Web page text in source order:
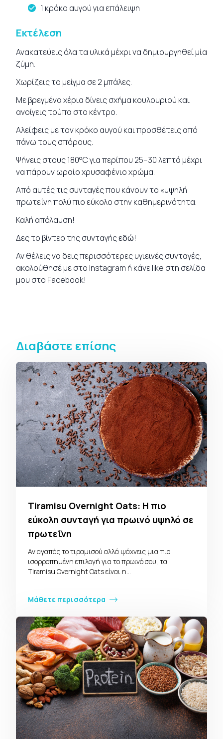
1 κρόκο αυγού για επάλειψη
Εκτέλεση
Ανακατεύεις όλα τα υλικά μέχρι να δημιουργηθεί μία
ζύμη.
Χωρίζεις το μείγμα σε 2 μπάλες.
Με βρεγμένα χέρια δίνεις σχήμα κουλουριού και
ανοίγεις τρύπα στο κέντρο.
Αλείφεις με τον κρόκο αυγού και προσθέτεις από
πάνω τους σπόρους.
Ψήνεις στους 180°C για περίπου 25–30 λεπτά μέχρι
να πάρουν ωραίο χρυσαφένιο χρώμα.
Από αυτές τις συνταγές που κάνουν το «υψηλή
πρωτεΐνη πολύ πιο εύκολο στην καθημερινότητα.
Καλή απόλαυση!
Δες το βίντεο της συνταγήςεδώ!
Αν θέλεις να δεις περισσότερες υγιεινέςσυνταγές,
ακολούθησέ με στο Instagram ή κάνε like στη σελίδα
μου στο Facebook!
Διαβάστε επίσης
Tiramisu Overnight Oats: Η πιο
εύκολη συνταγή για πρωινό υψηλό σε
πρωτεΐνη
Αν αγαπάς το τιραμισού αλλά ψάχνεις μια πιο
ισορροπημένη επιλογή για το πρωινό σου, τα
Tiramisu Overnight Oats είναι η…
Μάθετε περισσότερα